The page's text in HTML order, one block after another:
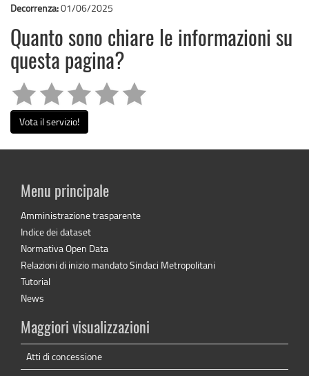
Decorrenza:01/06/2025
Quanto sono chiare le informazioni su
questa pagina?
Vota il servizio!
Menu principale
Amministrazione trasparente
Indice dei dataset
Normativa Open Data
Relazioni di inizio mandato Sindaci Metropolitani
Tutorial
News
Maggiori visualizzazioni
Atti di concessione